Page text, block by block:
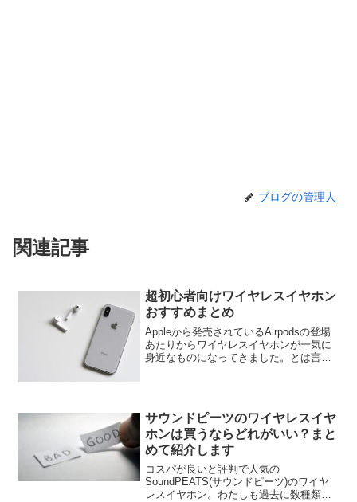
ブログの管理人
関連記事
超初心者向けワイヤレスイヤホン
おすすめまとめ
Appleから発売されているAirpodsの登場
あたりからワイヤレスイヤホンが一気に
身近なものになってきました。とは言
サウンドピーツのワイヤレスイヤ
ホンは買うならどれがいい？まと
めて紹介します
コスパが良いと評判で人気の
SoundPEATS(サウンドピーツ)のワイヤ
レスイヤホン。わたしも過去に数種類の